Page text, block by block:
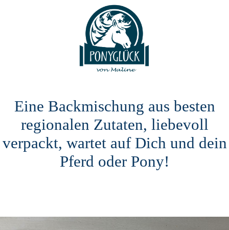
Eine Backmischung aus besten
regionalen Zutaten, liebevoll
verpackt, wartet auf Dich und dein
Pferd oder Pony!